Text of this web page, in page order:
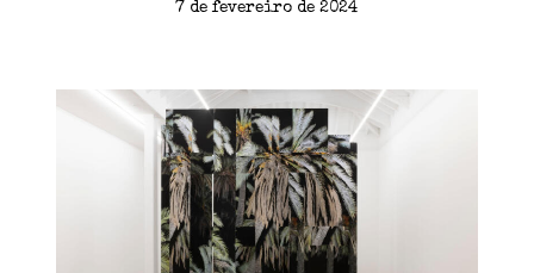
7 de fevereiro de 2024